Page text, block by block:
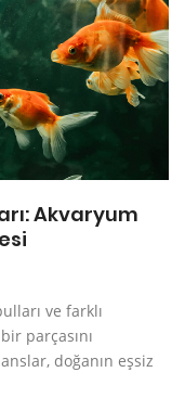
Akvaryum
ve farklı
parçasını
doğanın eşsiz